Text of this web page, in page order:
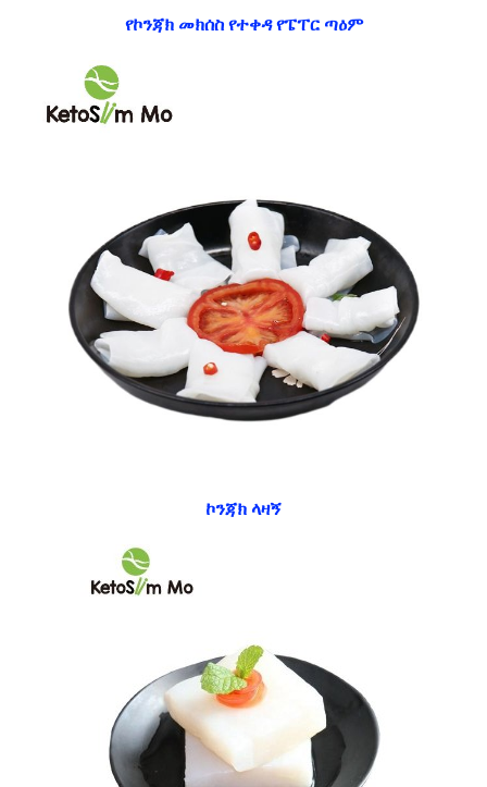
የኮንጃክ መክሰስ የተቀዳ የፔፐር ጣዕም
ኮንጃክ ላዛኝ